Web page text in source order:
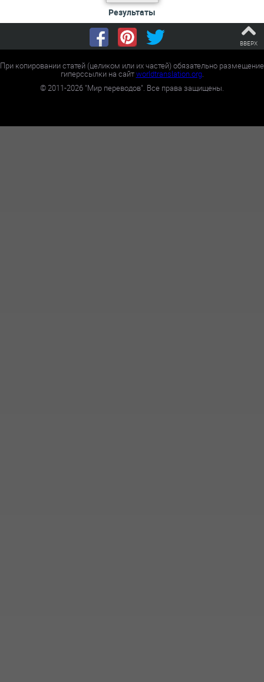
Результаты
ВВЕРХ
При копировании статей (целиком или их частей) обязательно размещение
гиперссылки на сайтworldtranslation.org.
©2011-2026 "Мир переводов". Все права защищены.